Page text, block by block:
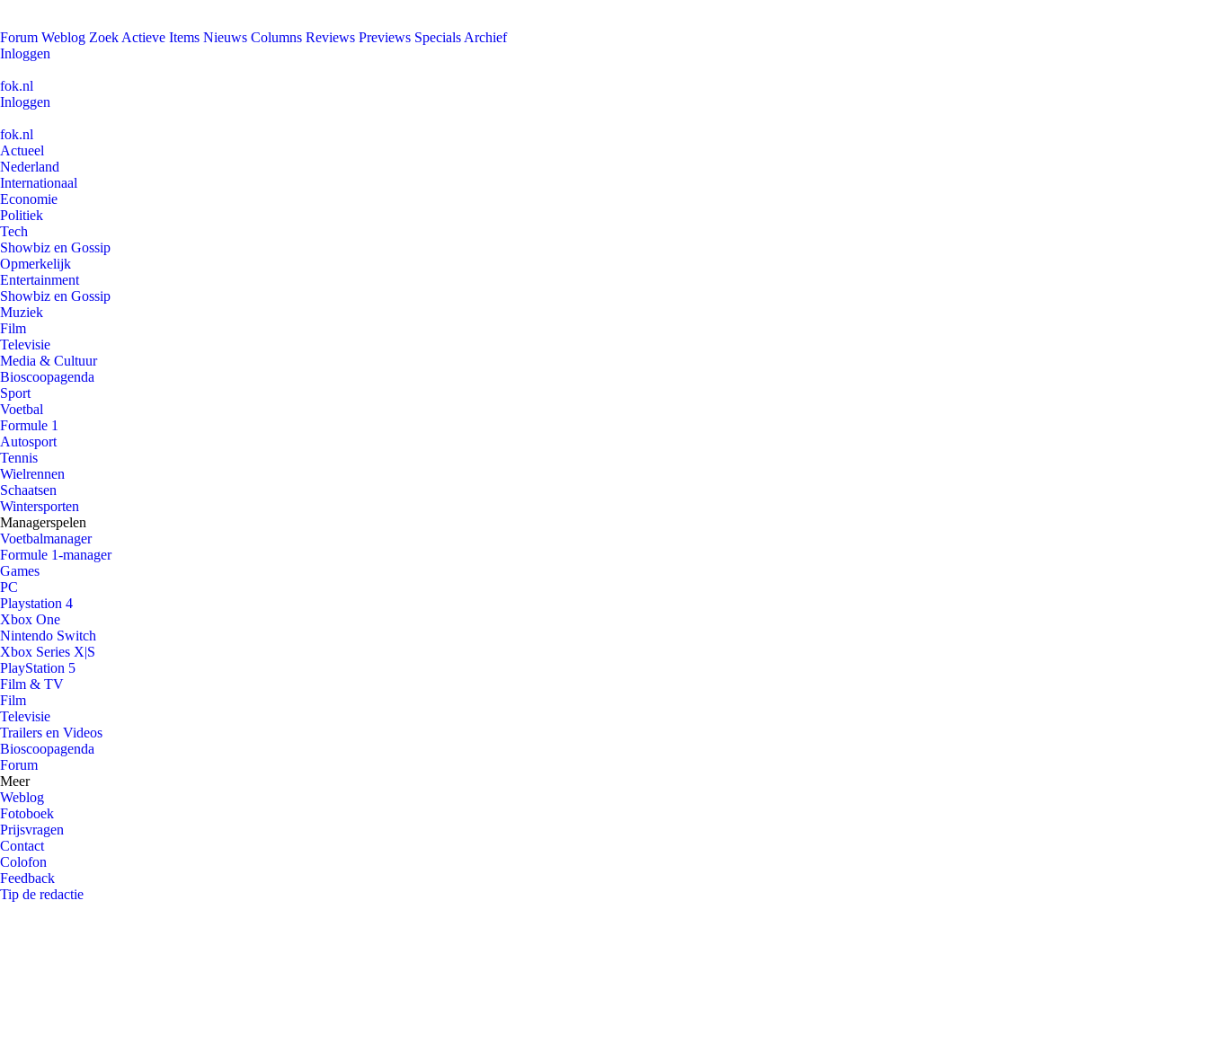
Forum Weblog Zoek Actieve Items Nieuws Columns Reviews Previews Specials Archief
Inloggen
fok.nl
Inloggen
fok.nl
Actueel
Nederland
Internationaal
Economie
Politiek
Tech
Showbiz en Gossip
Opmerkelijk
Entertainment
Showbiz en Gossip
Muziek
Film
Televisie
Media & Cultuur
Bioscoopagenda
Sport
Voetbal
Formule 1
Autosport
Tennis
Wielrennen
Schaatsen
Wintersporten
Managerspelen
Voetbalmanager
Formule 1-manager
Games
PC
Playstation 4
Xbox One
Nintendo Switch
Xbox Series X|S
PlayStation 5
Film & TV
Film
Televisie
Trailers en Videos
Bioscoopagenda
Forum
Meer
Weblog
Fotoboek
Prijsvragen
Contact
Colofon
Feedback
Tip de redactie